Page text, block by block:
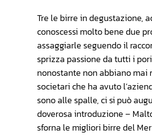
Tre le birre in degustazione,
conoscessi molto bene due
assaggiarle seguendo il
sprizza passione da tutti i
nonostante non abbiano mai
societari che ha avuto
sono alle spalle, ci si può
doverosa introduzione –
sforna le migliori birre del